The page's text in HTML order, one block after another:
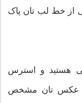
از خط لب تان پاک
هستید و استرس
در عکس تان مشخص